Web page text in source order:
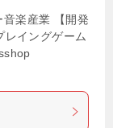
楽産業 【開発
イングゲーム